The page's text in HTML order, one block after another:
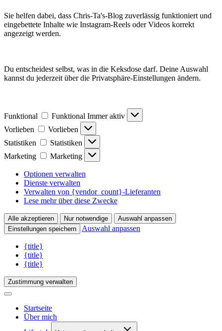
Sie helfen dabei, dass Chris-Ta's-Blog zuverlässig funktioniert und
eingebettete Inhalte wie Instagram-Reels oder Videos korrekt
angezeigt werden.
Du entscheidest selbst, was in die Keksdose darf. Deine Auswahl
kannst du jederzeit über die Privatsphäre-Einstellungen ändern.
Funktional Funktional Immer aktiv
Vorlieben
Vorlieben
Statistiken
Statistiken
Marketing
Marketing
Optionen verwalten
Dienste verwalten
Verwalten von {vendor_count}-Lieferanten
Lese mehr über diese Zwecke
Alle akzeptieren Nur notwendige
Auswahl anpassen
Einstellungen speichern
Auswahl anpassen
{title}
{title}
{title}
Zustimmung verwalten
Startseite
Über mich